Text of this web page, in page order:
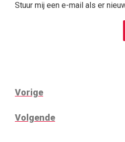
Stuur mij een e-mail als er
BERICHT
NAVIGATIE
Vorig
Vorige
Volgend
Volgende